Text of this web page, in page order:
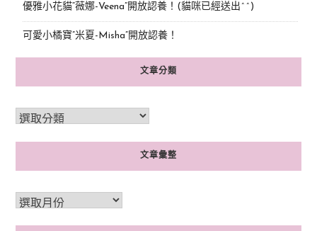
優雅小花貓“薇娜-Veena”開放認養！(貓咪已經送出^^)
可愛小橘寶”米夏-Misha”開放認養！
文章分類
文章彙整